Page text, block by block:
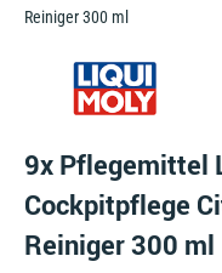
Reiniger 300 ml
9x Pflegemittel
Cockpitpflege
Reiniger 300 ml